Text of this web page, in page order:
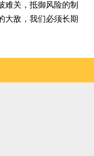
难关，抵御风险的制
大敌，我们必须长期